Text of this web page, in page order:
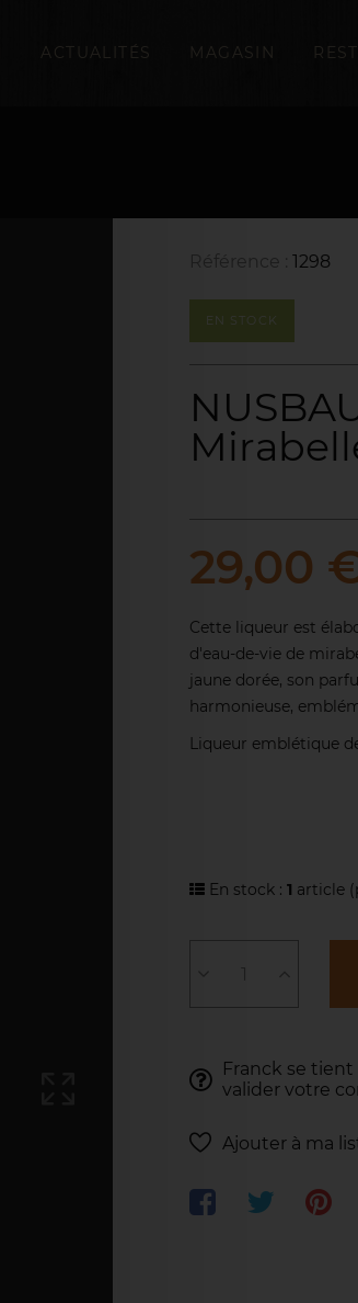
ACTUALITÉS MAGASIN
Référence : 1298
EN STOCK
29,00
Cette liqueur est
d'eau-de-vie de
jaune dorée, son
harmonieuse,
Liqueur emblétique
En stock : 1 article
Franck se
valider votre
Ajouter à ma